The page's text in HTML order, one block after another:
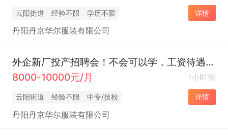
云阳街道 经验不限 学历不限 详情
丹阳丹京华尔服装有限公司
外企新厂投产招聘会！不会可以学，工资待遇好！
8000-10000元/月
1小时前
云阳街道 经验不限 中专/技校 详情
丹阳丹京华尔服装有限公司